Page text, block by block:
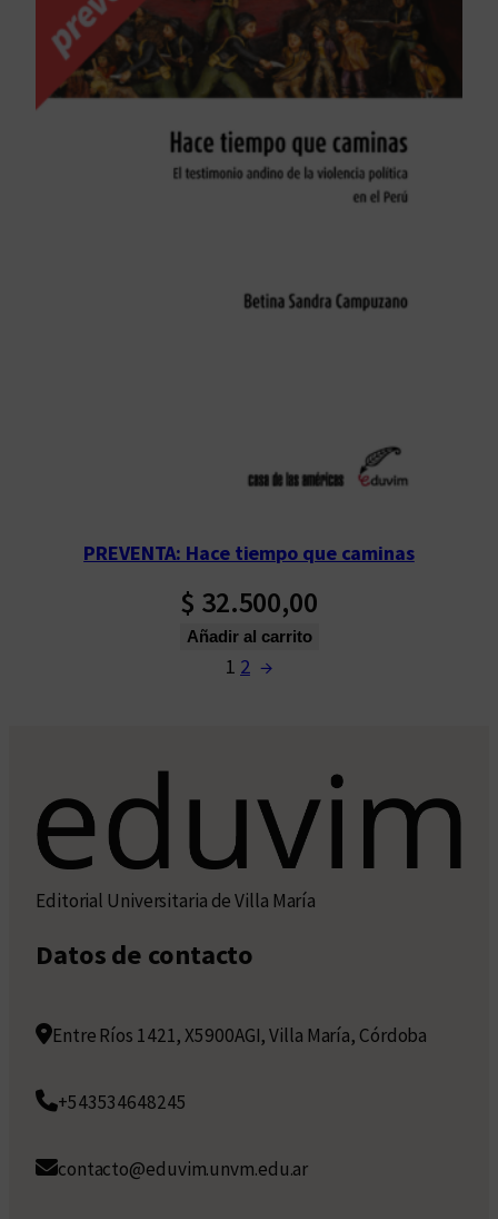
PREVENTA: Hace tiempo que caminas
$ 32.500,00
Añadir al carrito
1 2 →
Editorial Universitaria de Villa María
Datos de contacto
Entre Ríos 1421, X5900AGI, Villa María, Córdoba
+543534648245
contacto@eduvim.unvm.edu.ar